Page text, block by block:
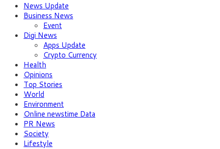
News Update
Business News
Event
Digi News
Apps Update
Crypto Currency
Health
Opinions
Top Stories
World
Environment
Online newstime Data
PR News
Society
Lifestyle